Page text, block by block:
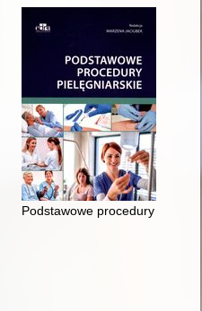
Podstawowe procedury